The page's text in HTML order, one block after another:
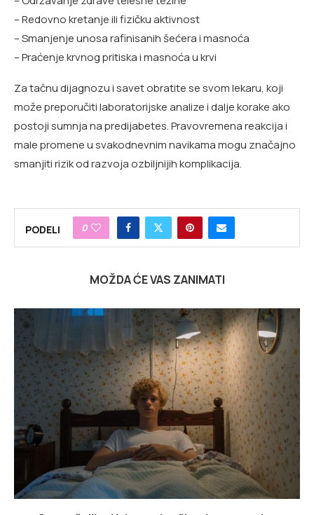
– Redovno kretanje ili fizičku aktivnost
– Smanjenje unosa rafinisanih šećera i masnoća
– Praćenje krvnog pritiska i masnoća u krvi
Za tačnu dijagnozu i savet obratite se svom lekaru, koji
može preporučiti laboratorijske analize i dalje korake ako
postoji sumnja na predijabetes. Pravovremena reakcija i
male promene u svakodnevnim navikama mogu značajno
smanjiti rizik od razvoja ozbiljnijih komplikacija.
PODELI 0
MOŽDA ĆE VAS ZANIMATI